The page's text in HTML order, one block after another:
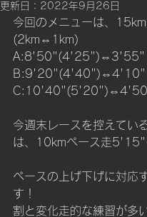
TEAM GOLD PEGASUS
更新日： 2022年9月26日
今回のメニューは、
(2km⇔1km)
A:8'50"(4'25")⇔3'55"
B:9'20"(4'40")⇔4'10"
今週末レースを控えてい
は、10kmペース走
ペースの上げ下げに対応
す！
割と変化走的な練習が多